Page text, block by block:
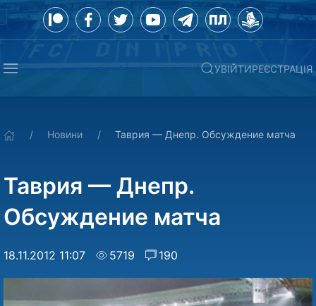
УВІЙТИРЕЄСТРАЦІЯ
Новини Таврия — Днепр. Обсуждение матча
Таврия — Днепр.
Обсуждение матча
18.11.2012 11:07 5719 190